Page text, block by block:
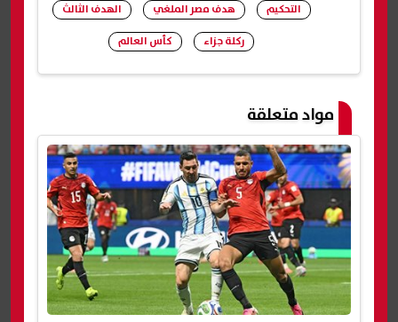
التحكيم
هدف مصر الملغي
الهدف الثالث
ركلة جزاء
كأس العالم
مواد متعلقة